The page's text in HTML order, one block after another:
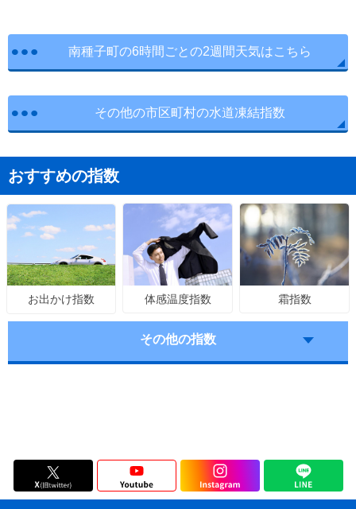
南種子町の6時間ごとの2週間天気はこちら
その他の市区町村の水道凍結指数
おすすめの指数
お出かけ指数 体感温度指数 霜指数
その他の指数